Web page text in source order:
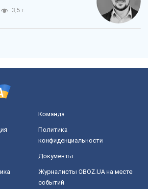
3,5 т.
Команда
Политика
конфиденциальности
Документы
Журналисты OBOZ.UA на месте
событий